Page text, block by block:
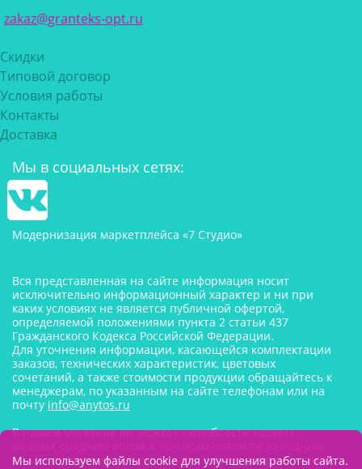
zakaz@granteks-opt.ru
Скидки
Типовой договор
Условия работы
Контакты
Доставка
Мы в социальных сетях:
Модернизация маркетплейса «7 Студио»
Вся представленная на сайте информация носит
исключительно информационный характер и ни при
каких условиях не является публичной офертой,
определяемой положениями пункта 2 статьи 437
Гражданского Кодекса Российской Федерации.
Для уточнения информации, касающейся комплектации
заказов, технических характеристик, цветовых
сочетаний, а также стоимости продукции обращайтесь к
менеджерам, по указанным на сайте телефонам или на
почту info@anytos.ru
В нашем магазине вы можете приобрести товары
ценам от производителя. Товары для одностраничников,
Мы используем файлы cookie для улучшения работы сайта.